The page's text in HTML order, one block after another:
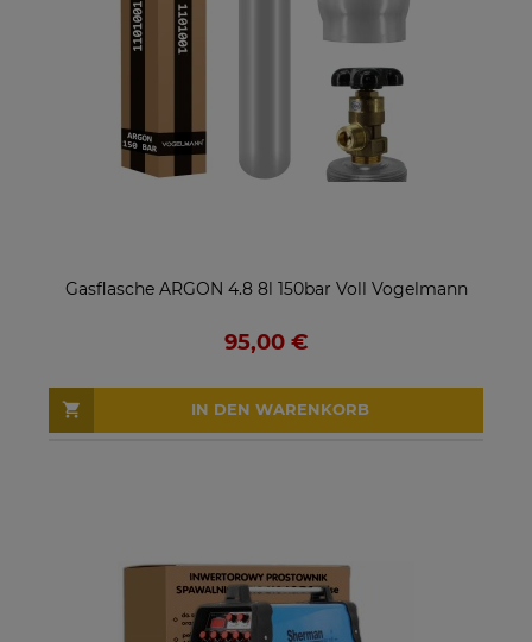
Gasflasche ARGON 4.8 8l 150bar Voll Vogelmann
95,00 €
IN DEN WARENKORB